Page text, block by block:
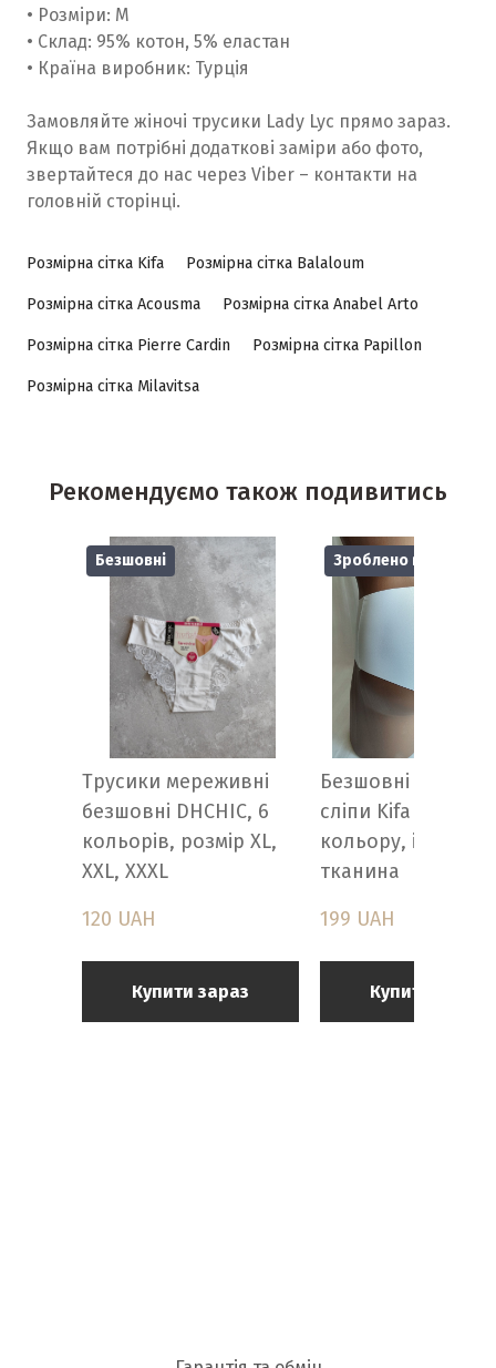
• Розміри: M
• Склад: 95% котон, 5% еластан
• Країна виробник: Турція
Замовляйте жіночі трусики Lady Lyc прямо зараз.
Якщо вам потрібні додаткові заміри або фото,
звертайтеся до нас через Viber – контакти на
головній сторінці.
Розмірна сітка Kifa Розмірна сітка Balaloum
Розмірна сітка Acousma Розмірна сітка Anabel Arto
Розмірна сітка Pierre Cardin Розмірна сітка Papillon
Розмірна сітка Milavitsa
Рекомендуємо також подивитись
Безшовні
Трусики мереживні
безшовні DHCHIC, 6
кольорів, розмір XL,
ХXL, XXXL
120 UAH
Купити зараз
Зроблено в Україні!
Безшовні трусики
сліпи Kifa білого
кольору,
тканина
199 UAH
Купити зараз